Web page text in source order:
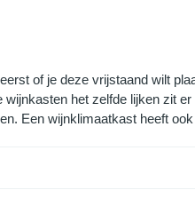
of je deze vrijstaand wilt
wijnkasten het zelfde lijken zit
Een wijnklimaatkast heeft ook